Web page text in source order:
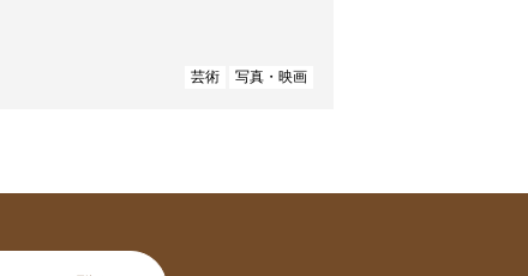
芸術 写真・映画